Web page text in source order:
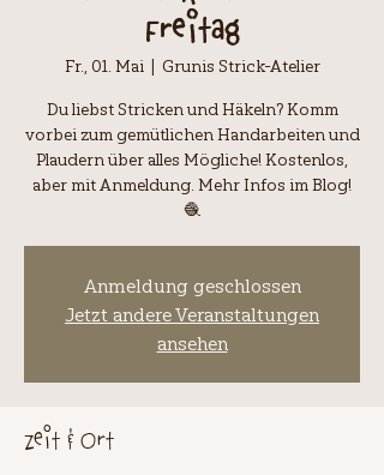
Freitag
Fr., 01. Mai
  |
Grunis Strick-Atelier
Du liebst Stricken und Häkeln? Komm
vorbei zum gemütlichen Handarbeiten und
Plaudern über alles Mögliche! Kostenlos,
aber mit Anmeldung. Mehr Infos im Blog!
🧶
Anmeldung geschlossen
Jetzt andere Veranstaltungen
ansehen
Zeit & Ort